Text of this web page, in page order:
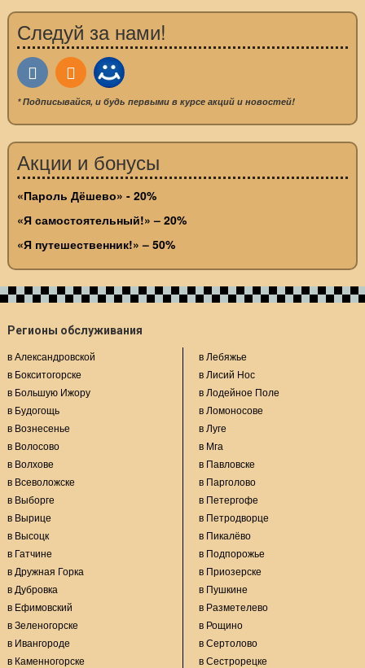
Следуй за нами!
* Подписывайся, и будь первыми в курсе акций и новостей!
Акции и бонусы
«Пароль Дёшево» - 20%
«Я самостоятельный!» – 20%
«Я путешественник!» – 50%
Регионы обслуживания
в Александровской
в Бокситогорске
в Большую Ижору
в Будогощь
в Вознесенье
в Волосово
в Волхове
в Всеволожске
в Выборге
в Вырице
в Высоцк
в Гатчине
в Дружная Горка
в Дубровка
в Ефимовский
в Зеленогорске
в Ивангороде
в Каменногорске
в Лебяжье
в Лисий Нос
в Лодейное Поле
в Ломоносове
в Луге
в Мга
в Павловске
в Парголово
в Петергофе
в Петродворце
в Пикалёво
в Подпорожье
в Приозерске
в Пушкине
в Разметелево
в Рощино
в Сертолово
в Сестрорецке